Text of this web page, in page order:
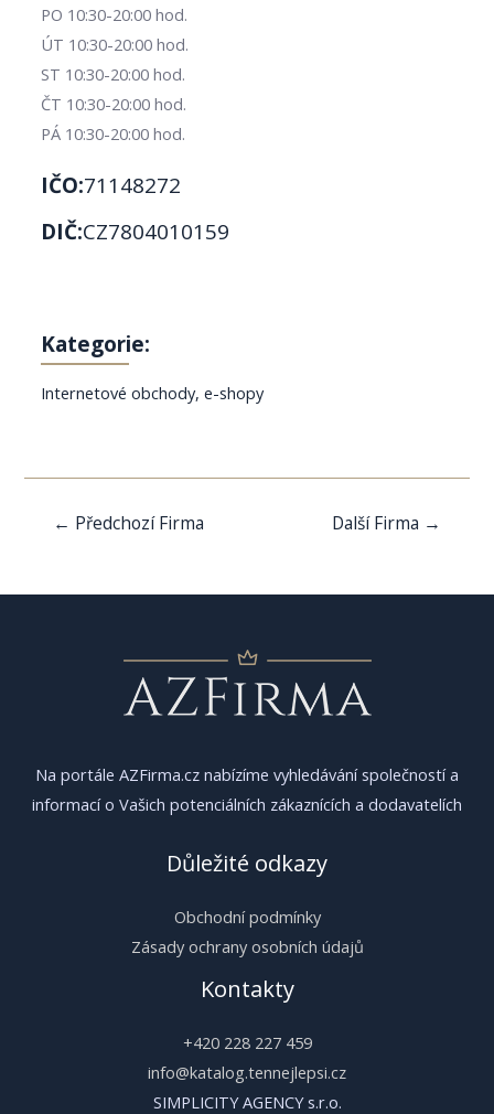
PO 10:30-20:00 hod.
ÚT 10:30-20:00 hod.
ST 10:30-20:00 hod.
ČT 10:30-20:00 hod.
PÁ 10:30-20:00 hod.
IČO:71148272
DIČ:CZ7804010159
Kategorie:
Internetové obchody, e-shopy
Navigace
← Předchozí Firma Další Firma →
Na portále AZFirma.cz nabízíme vyhledávání společností a
informací o Vašich potenciálních zákaznících a dodavatelích
Důležité odkazy
Obchodní podmínky
Zásady ochrany osobních údajů
Kontakty
+420 228 227 459
info@katalog.tennejlepsi.cz
SIMPLICITY AGENCY s.r.o.